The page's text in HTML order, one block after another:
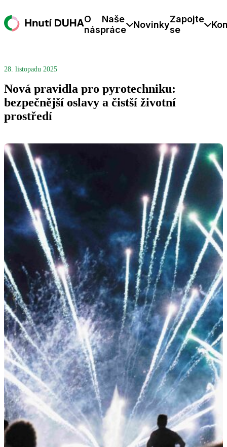
O
nás
Naše
práce
NovinkyZapojte
se
28. listopadu 2025
Nová pravidla pro pyrotechniku:
bezpečnější oslavy a čistší životní
prostředí